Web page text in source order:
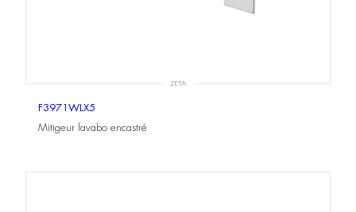
ZETA
F3971WLX5
Mitigeur lavabo encastré